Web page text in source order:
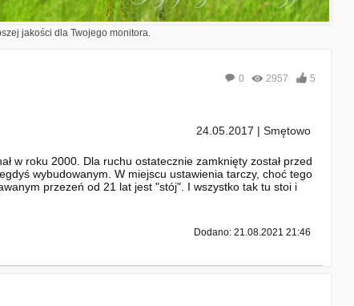
jakości dla Twojego monitora.
0 2957 5
24.05.2017 | Smętowo
w roku 2000. Dla ruchu ostatecznie zamknięty został przed
wybudowanym. W miejscu ustawienia tarczy, choć tego
przezeń od 21 lat jest "stój". I wszystko tak tu stoi i
Dodano: 21.08.2021 21:46